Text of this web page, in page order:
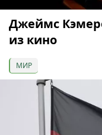
Джеймс
из кино
МИР